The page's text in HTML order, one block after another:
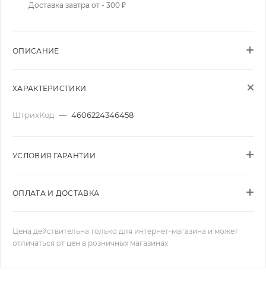
Доставка завтра от - 300 ₽
ОПИСАНИЕ
ХАРАКТЕРИСТИКИ
ШтрихКод — 4606224346458
УСЛОВИЯ ГАРАНТИИ
ОПЛАТА И ДОСТАВКА
Цена действительна только для интернет-магазина и может
отличаться от цен в розничных магазинах